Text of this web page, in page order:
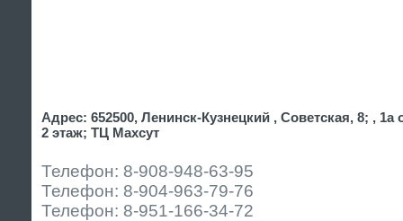
Адрес: 652500, Ленинск-Кузнецкий , Советская, 8; , 1а
2 этаж; ТЦ Махсут
Телефон: 8-908-948-63-95
Телефон: 8-904-963-79-76
Телефон: 8-951-166-34-72